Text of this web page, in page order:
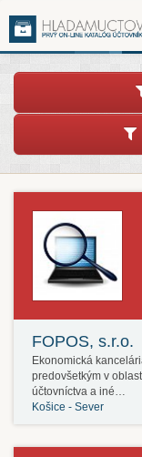
FOPOS, s.r.o.
Ekonomická
predovšetkým v
účtovníctva a iné…
Košice - Sever